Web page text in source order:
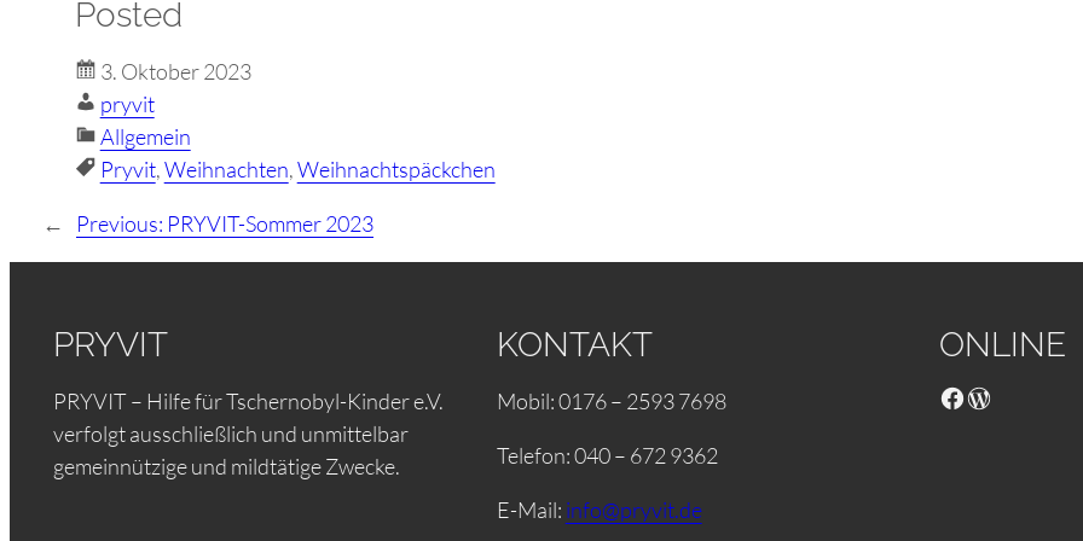
Posted
3. Oktober 2023
pryvit
Allgemein
Pryvit, Weihnachten, Weihnachtspäckchen
← Previous: PRYVIT-Sommer 2023
PRYVIT
PRYVIT – Hilfe für Tschernobyl-Kinder e.V.
verfolgt ausschließlich und unmittelbar
gemeinnützige und mildtätige Zwecke.
KONTAKT
Mobil: 0176 – 2593 7698
Telefon: 040 – 672 9362
E-Mail: info@pryvit.de
ONLINE